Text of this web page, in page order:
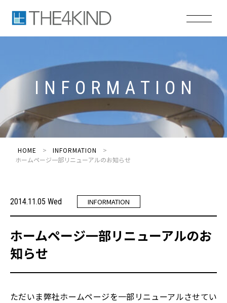
I N F O R M A T I O N
HOME
INFORMATION
ホームページ一部リニューアルのお知らせ
2014.11.05 Wed INFORMATION
ホームページ一部リニューアルのお
知らせ
ただいま弊社ホームページを一部リニューアルさせてい